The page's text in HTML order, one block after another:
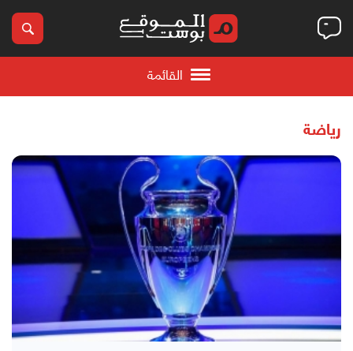
القائمة
رياضة